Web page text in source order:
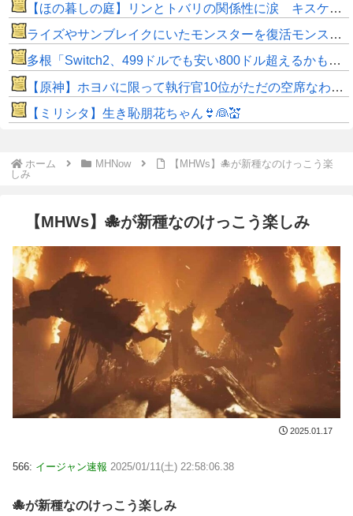
【ほの暮しの庭】リンとトバリの関係性に涙 キスケの株も急上昇
ライズやサンブレイクにいたモンスターを復活モンスターと呼ぶのはやめよう
多根「Switch2、499ドルでも安い800ドル超えるかも。PS5は直近での値上げ可能性低い」
【原神】ホヨバに限って執行官10位がただの空席なわけない！
【ミリシタ】生き恥朋花ちゃん👙👰💒
ホーム MHNow
【MHWs】🐙が新種なのけっこう楽
しみ
【MHWs】🐙が新種なのけっこう楽しみ
2025.01.17
566: イージャン速報 2025/01/11(土) 22:58:06.38
🐙が新種なのけっこう楽しみ